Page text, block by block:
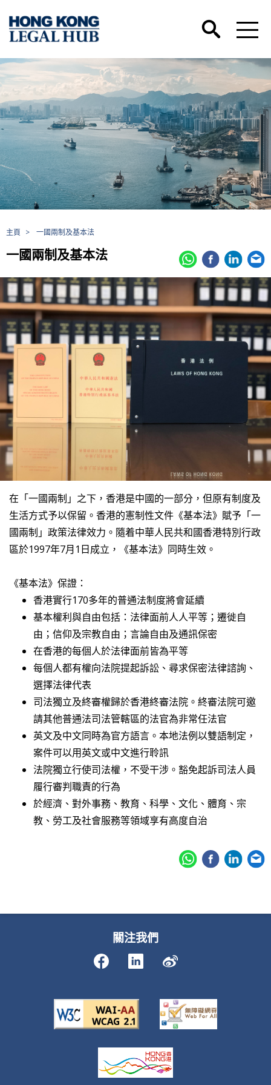
主頁 > 一國兩制及基本法
一國兩制及基本法
在「一國兩制」之下，香港是中國的一部分，但原有制度及
生活方式予以保留。香港的憲制性文件《基本法》賦予「一
國兩制」政策法律效力。隨着中華人民共和國香港特別行政
區於1997年7月1日成立，《基本法》同時生效。
《基本法》保證：
香港實行170多年的普通法制度將會延續
基本權利與自由包括：法律面前人人平等；遷徙自
由；信仰及宗教自由；言論自由及通訊保密
在香港的每個人於法律面前皆為平等
每個人都有權向法院提起訴訟、尋求保密法律諮詢、
選擇法律代表
司法獨立及終審權歸於香港終審法院。終審法院可邀
請其他普通法司法管轄區的法官為非常任法官
英文及中文同時為官方語言。本地法例以雙語制定，
案件可以用英文或中文進行聆訊
法院獨立行使司法權，不受干涉。豁免起訴司法人員
履行審判職責的行為
於經濟、對外事務、教育、科學、文化、體育、宗
教、勞工及社會服務等領域享有高度自治
關注我們